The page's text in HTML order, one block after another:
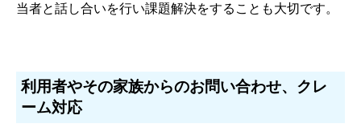
当者と話し合いを行い課題解決をすることも大切です。
利用者やその家族からのお問い合わせ、クレ
ーム対応